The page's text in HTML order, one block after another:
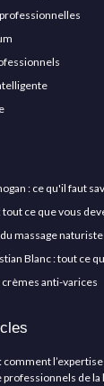
: ce qu'il faut
ce que vous
massage naturiste
Blanc : tout ce
anti-varices
de la